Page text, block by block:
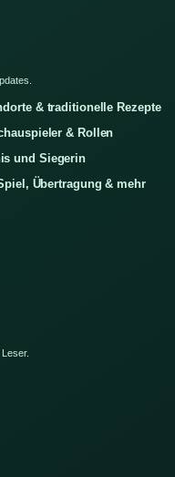
& traditionelle Rezepte
& Rollen
und Siegerin
Übertragung & mehr